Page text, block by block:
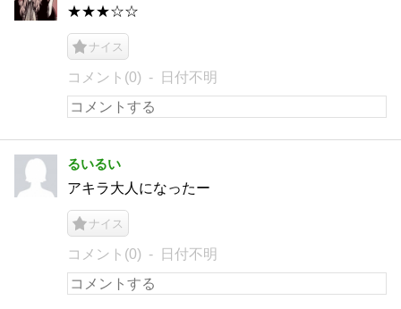
★★★☆☆
ナイス
コメント(0) 日付不明
るいるい
アキラ大人になったー
ナイス
コメント(0) 日付不明